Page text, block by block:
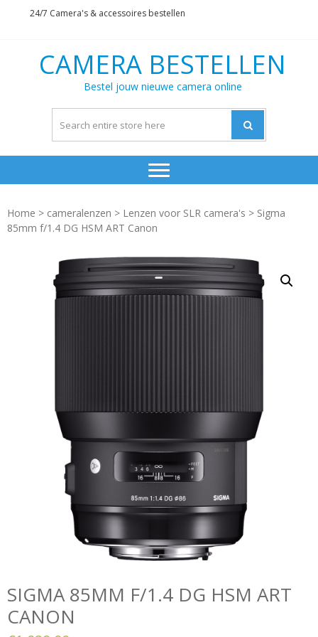
24/7 Camera's & accessoires bestellen
CAMERA BESTELLEN
Bestel jouw nieuwe camera online
Home > cameralenzen > Lenzen voor SLR camera's > Sigma
85mm f/1.4 DG HSM ART Canon
SIGMA 85MM F/1.4 DG HSM ART
CANON